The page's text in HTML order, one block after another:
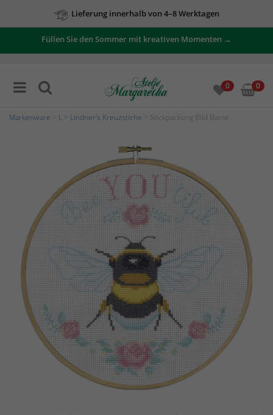
Lieferung innerhalb von 4–8 Werktagen
Füllen Sie den Sommer mit kreativen Momenten →
0 0
Markenware L Lindner's Kreuzstiche > Stickpackung Bild Biene